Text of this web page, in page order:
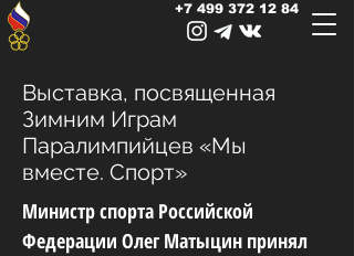
+7 499 372 12 84
Выставка, посвященная
Зимним Играм
Паралимпийцев «Мы
вместе. Спорт»
Министр спорта Российской
Федерации Олег Матыцин принял